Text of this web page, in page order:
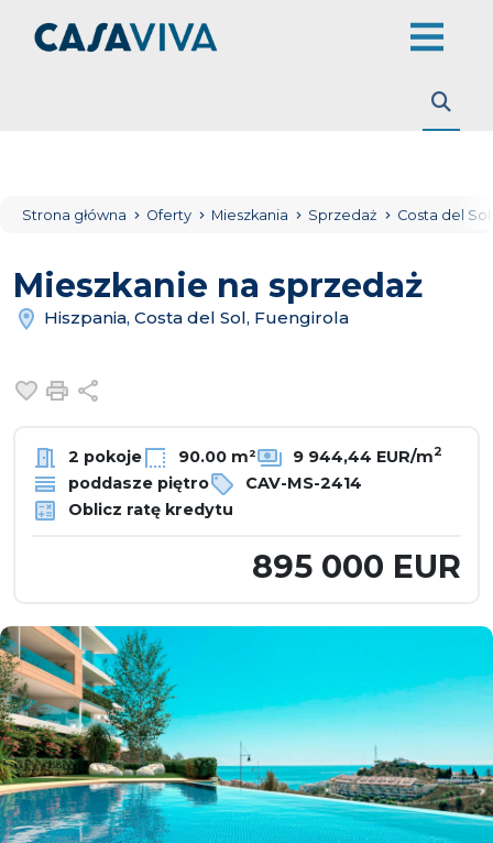
Strona główna Oferty Mieszkania Sprzedaż Costa del Sol
Mieszkanie na sprzedaż
Hiszpania, Costa del Sol, Fuengirola
Dodaj do ulubionych
Drukuj
2 pokoje 90.00 m² 9 944,44 EUR/m2
poddasze piętro
CAV-MS-2414
Oblicz ratę kredytu
895 000 EUR